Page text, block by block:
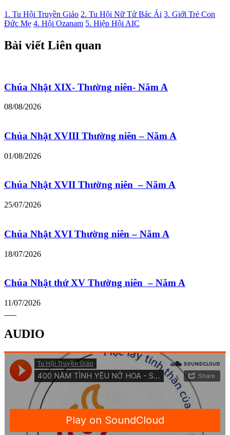
1. Tu Hội Truyền Giáo 2. Tu Hội Nữ Tử Bác Ái 3. Giới Trẻ Con
Đức Mẹ 4. Hội Ozanam 5. Hiệp Hội AIC
Bài viết Liên quan
Chúa Nhật XIX- Thường niên- Năm A
08/08/2026
Chúa Nhật XVIII Thường niên – Năm A
01/08/2026
Chúa Nhật XVII Thường niên – Năm A
25/07/2026
Chúa Nhật XVI Thường niên – Năm A
18/07/2026
Chúa Nhật thứ XV Thường niên – Năm A
11/07/2026
AUDIO